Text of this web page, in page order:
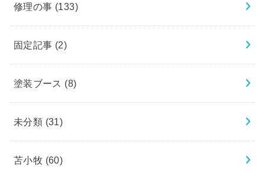
修理の事 (133)
固定記事 (2)
塗装ブース (8)
未分類 (31)
苫小牧 (60)